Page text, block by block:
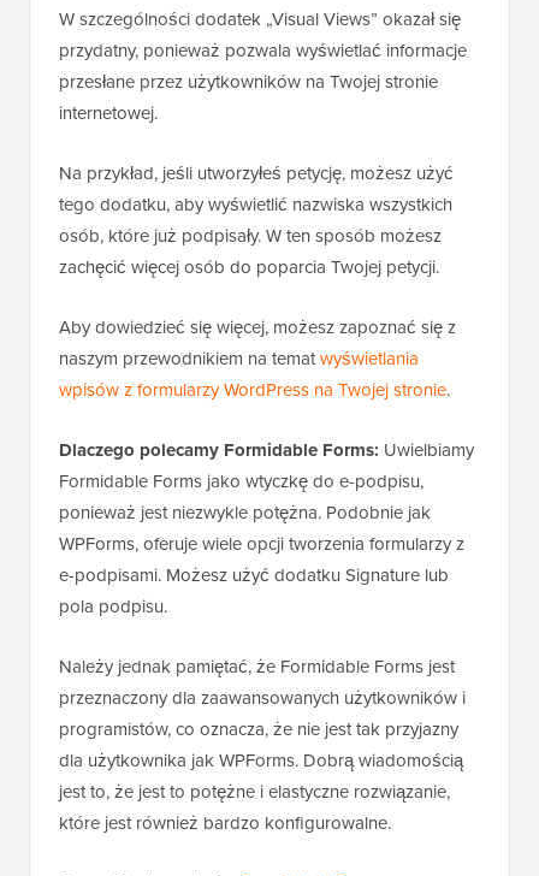
W szczególności dodatek „Visual Views” okazał się
przydatny, ponieważ pozwala wyświetlać informacje
przesłane przez użytkowników na Twojej stronie
internetowej.
Na przykład, jeśli utworzyłeś petycję, możesz użyć
tego dodatku, aby wyświetlić nazwiska wszystkich
osób, które już podpisały. W ten sposób możesz
zachęcić więcej osób do poparcia Twojej petycji.
Aby dowiedzieć się więcej, możesz zapoznać się z
naszym przewodnikiem na tematwyświetlania
wpisów z formularzy WordPress na Twojej stronie.
Dlaczego polecamy Formidable Forms: Uwielbiamy
Formidable Forms jako wtyczkę do e-podpisu,
ponieważ jest niezwykle potężna. Podobnie jak
WPForms, oferuje wiele opcji tworzenia formularzy z
e-podpisami. Możesz użyć dodatku Signature lub
pola podpisu.
Należy jednak pamiętać, że Formidable Forms jest
przeznaczony dla zaawansowanych użytkowników i
programistów, co oznacza, że nie jest tak przyjazny
dla użytkownika jak WPForms. Dobrą wiadomością
jest to, że jest to potężne i elastyczne rozwiązanie,
które jest również bardzo konfigurowalne.